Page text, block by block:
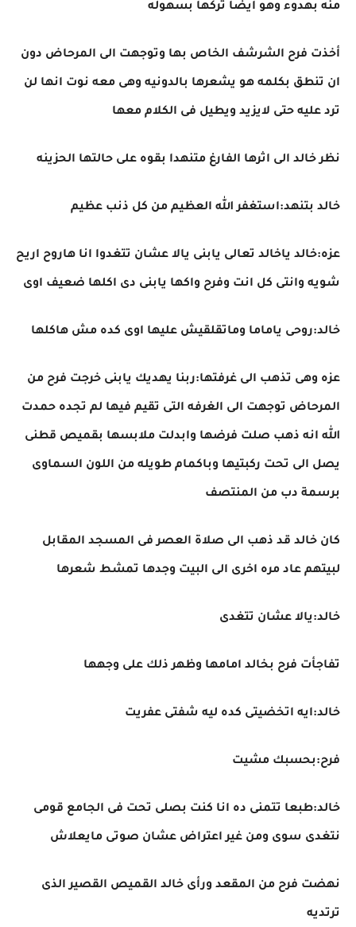
منه بهدوء وهو ايضا تركها بسهوله
أخذت فرح الشرشف الخاص بها وتوجهت الى المرحاض دون
ان تنطق بكلمه هو يشعرها بالدونيه وهى معه نوت انها لن
ترد عليه حتى لايزيد ويطيل فى الكلام معها
نظر خالد الى اثرها الفارغ متنهدا بقوه على حالتها الحزينه
خالد بتنهد:استغفر الله العظيم من كل ذنب عظيم
عزه:خالد ياخالد تعالى يابنى يالا عشان تتغدوا انا هاروح اريح
شويه وانتى كل انت وفرح واكها يابنى دى اكلها ضعيف اوى
خالد:روحى ياماما وماتقلقيش عليها اوى كده مش هاكلها
عزه وهى تذهب الى غرفتها:ربنا يهديك يابنى خرجت فرح من
المرحاض توجهت الى الغرفه التى تقيم فيها لم تجده حمدت
الله انه ذهب صلت فرضها وابدلت ملابسها بقميص قطنى
يصل الى تحت ركبتيها وباكمام طويله من اللون السماوى
برسمة دب من المنتصف
كان خالد قد ذهب الى صلاة العصر فى المسجد المقابل
لبيتهم عاد مره اخرى الى البيت وجدها تمشط شعرها
خالد:يالا عشان تتغدى
تفاجأت فرح بخالد امامها وظهر ذلك على وجهها
خالد:ايه اتخضيتى كده ليه شفتى عفريت
فرح:بحسبك مشيت
خالد:طبعا تتمنى ده انا كنت بصلى تحت فى الجامع قومى
نتغدى سوى ومن غير اعتراض عشان صوتى مايعلاش
نهضت فرح من المقعد ورأى خالد القميص القصير الذى
ترتديه